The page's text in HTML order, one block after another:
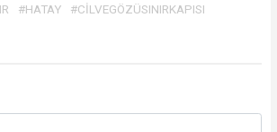
#HATAY #CİLVEGÖZÜSINIRKAPISI